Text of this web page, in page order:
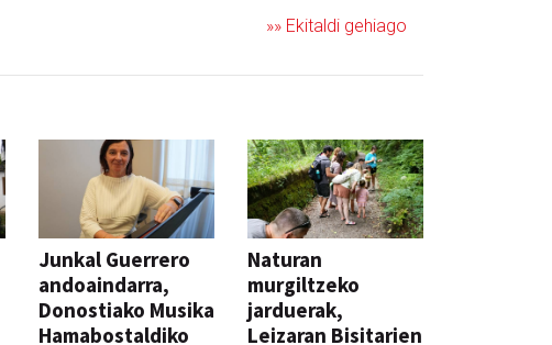
»» Ekitaldi gehiago
Junkal Guerrero
andoaindarra,
Donostiako Musika
Hamabostaldiko
Naturan
murgiltzeko
jarduerak,
Leizaran Bisitarien